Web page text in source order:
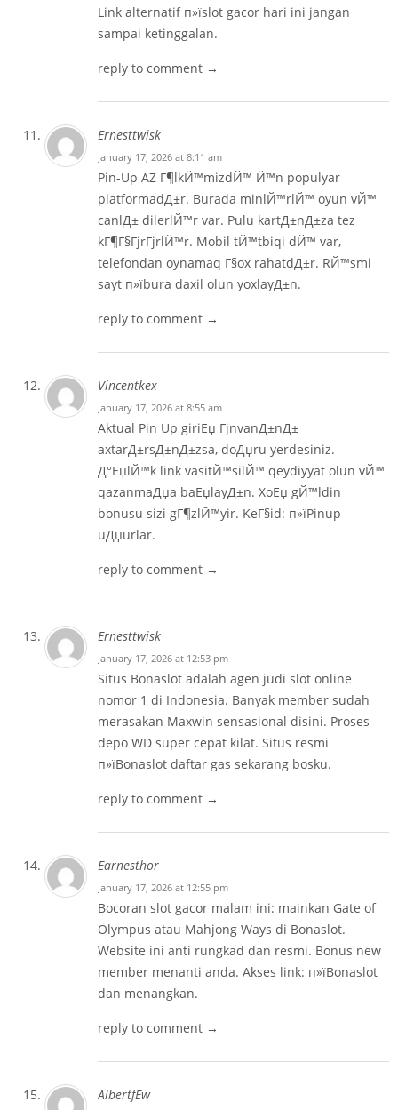
Link alternatif п»їslot gacor hari ini jangan
sampai ketinggalan.
reply to comment →
Ernesttwisk
January 17, 2026 at 8:11 am
Pin-Up AZ Г¶lkЙ™mizdЙ™ Й™n populyar
platformadД±r. Burada minlЙ™rlЙ™ oyun vЙ™
canlД± dilerlЙ™r var. Pulu kartД±nД±za tez
kГ¶Г§ГјrГјrlЙ™r. Mobil tЙ™tbiqi dЙ™ var,
telefondan oynamaq Г§ox rahatdД±r. RЙ™smi
sayt п»їbura daxil olun yoxlayД±n.
reply to comment →
Vincentkex
January 17, 2026 at 8:55 am
Aktual Pin Up giriЕџ ГјnvanД±nД±
axtarД±rsД±nД±zsa, doДџru yerdesiniz.
Д°ЕџlЙ™k link vasitЙ™silЙ™ qeydiyyat olun vЙ™
qazanmaДџa baЕџlayД±n. XoЕџ gЙ™ldin
bonusu sizi gГ¶zlЙ™yir. KeГ§id: п»їPinup
uДџurlar.
reply to comment →
Ernesttwisk
January 17, 2026 at 12:53 pm
Situs Bonaslot adalah agen judi slot online
nomor 1 di Indonesia. Banyak member sudah
merasakan Maxwin sensasional disini. Proses
depo WD super cepat kilat. Situs resmi
п»їBonaslot daftar gas sekarang bosku.
reply to comment →
Earnesthor
January 17, 2026 at 12:55 pm
Bocoran slot gacor malam ini: mainkan Gate of
Olympus atau Mahjong Ways di Bonaslot.
Website ini anti rungkad dan resmi. Bonus new
member menanti anda. Akses link: п»їBonaslot
dan menangkan.
reply to comment →
AlbertfEw